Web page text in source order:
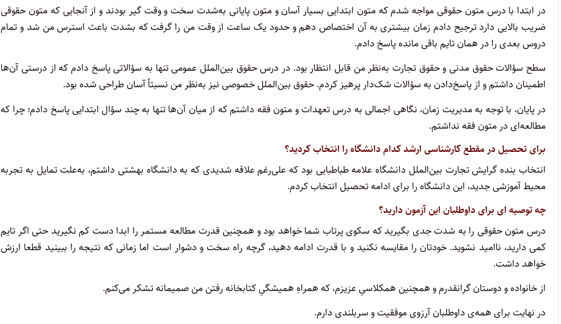
در ابتدا با درس متون حقوقی مواجه شدم که متون ابتدایی بسیار آسان و متون پایانی به‌شدت سخت و وقت گیر بودند و از آنجایی که متون حقوقی
ضریب بالایی دارد ترجیح دادم زمان بیشتری به آن اختصاص دهم و حدود یک ساعت از وقت من را گرفت که بشدت باعث استرس من شد و تمام
دروس بعدی را در همان تایم باقی مانده پاسخ دادم.
سطح سؤالات حقوق مدنی و حقوق تجارت به‌نظر من قابل انتظار بود. در درس حقوق بین‌الملل عمومی تنها به سؤالاتی پاسخ دادم که از درستی آن‌ها
اطمینان داشتم و از پاسخ‌دادن به سؤالات شک‌دار پرهیز کردم. حقوق بین‌الملل خصوصی نیز به‌نظر من نسبتاً آسان طراحی شده بود.
در پایان، با توجه به مدیریت زمان، نگاهی اجمالی به درس تعهدات و متون فقه داشتم که از میان آن‌ها تنها به چند سؤال ابتدایی پاسخ دادم؛ چرا که
مطالعه‌ای در متون فقه نداشتم.
برای تحصیل در مقطع کارشناسی ارشد کدام دانشگاه را انتخاب کردید؟
انتخاب بنده گرایش تجارت بین‌الملل دانشگاه علامه طباطبایی بود که علی‌رغم علاقه شدیدی که به دانشگاه بهشتی داشتم، به‌علت تمایل به تجربه
محیط آموزشی جدید، این دانشگاه را برای ادامه تحصیل انتخاب کردم.
چه توصیه ای برای داوطلبان این آزمون دارید؟
درس متون حقوقی را به شدت جدی بگیرید که سکوی پرتاب شما خواهد بود و همچنین قدرت مطالعه مستمر را ابدا دست کم نگیرید حتی اگر تایم
کمی دارید، ناامید نشوید. خودتان را مقایسه نکنید و با قدرت ادامه دهید، گرچه راه سخت و دشوار است اما زمانی که نتیجه را ببینید قطعا ارزش
خواهد داشت.
از خانواده و دوستان گرانقدرم و همچنین همکلاسیِ عزیزم، که همراهِ همیشگیِ کتابخانه رفتن من صمیمانه تشکر می‌کنم.
در نهایت برای همه‌ی داوطلبان آرزوی موفقیت و سربلندی دارم.